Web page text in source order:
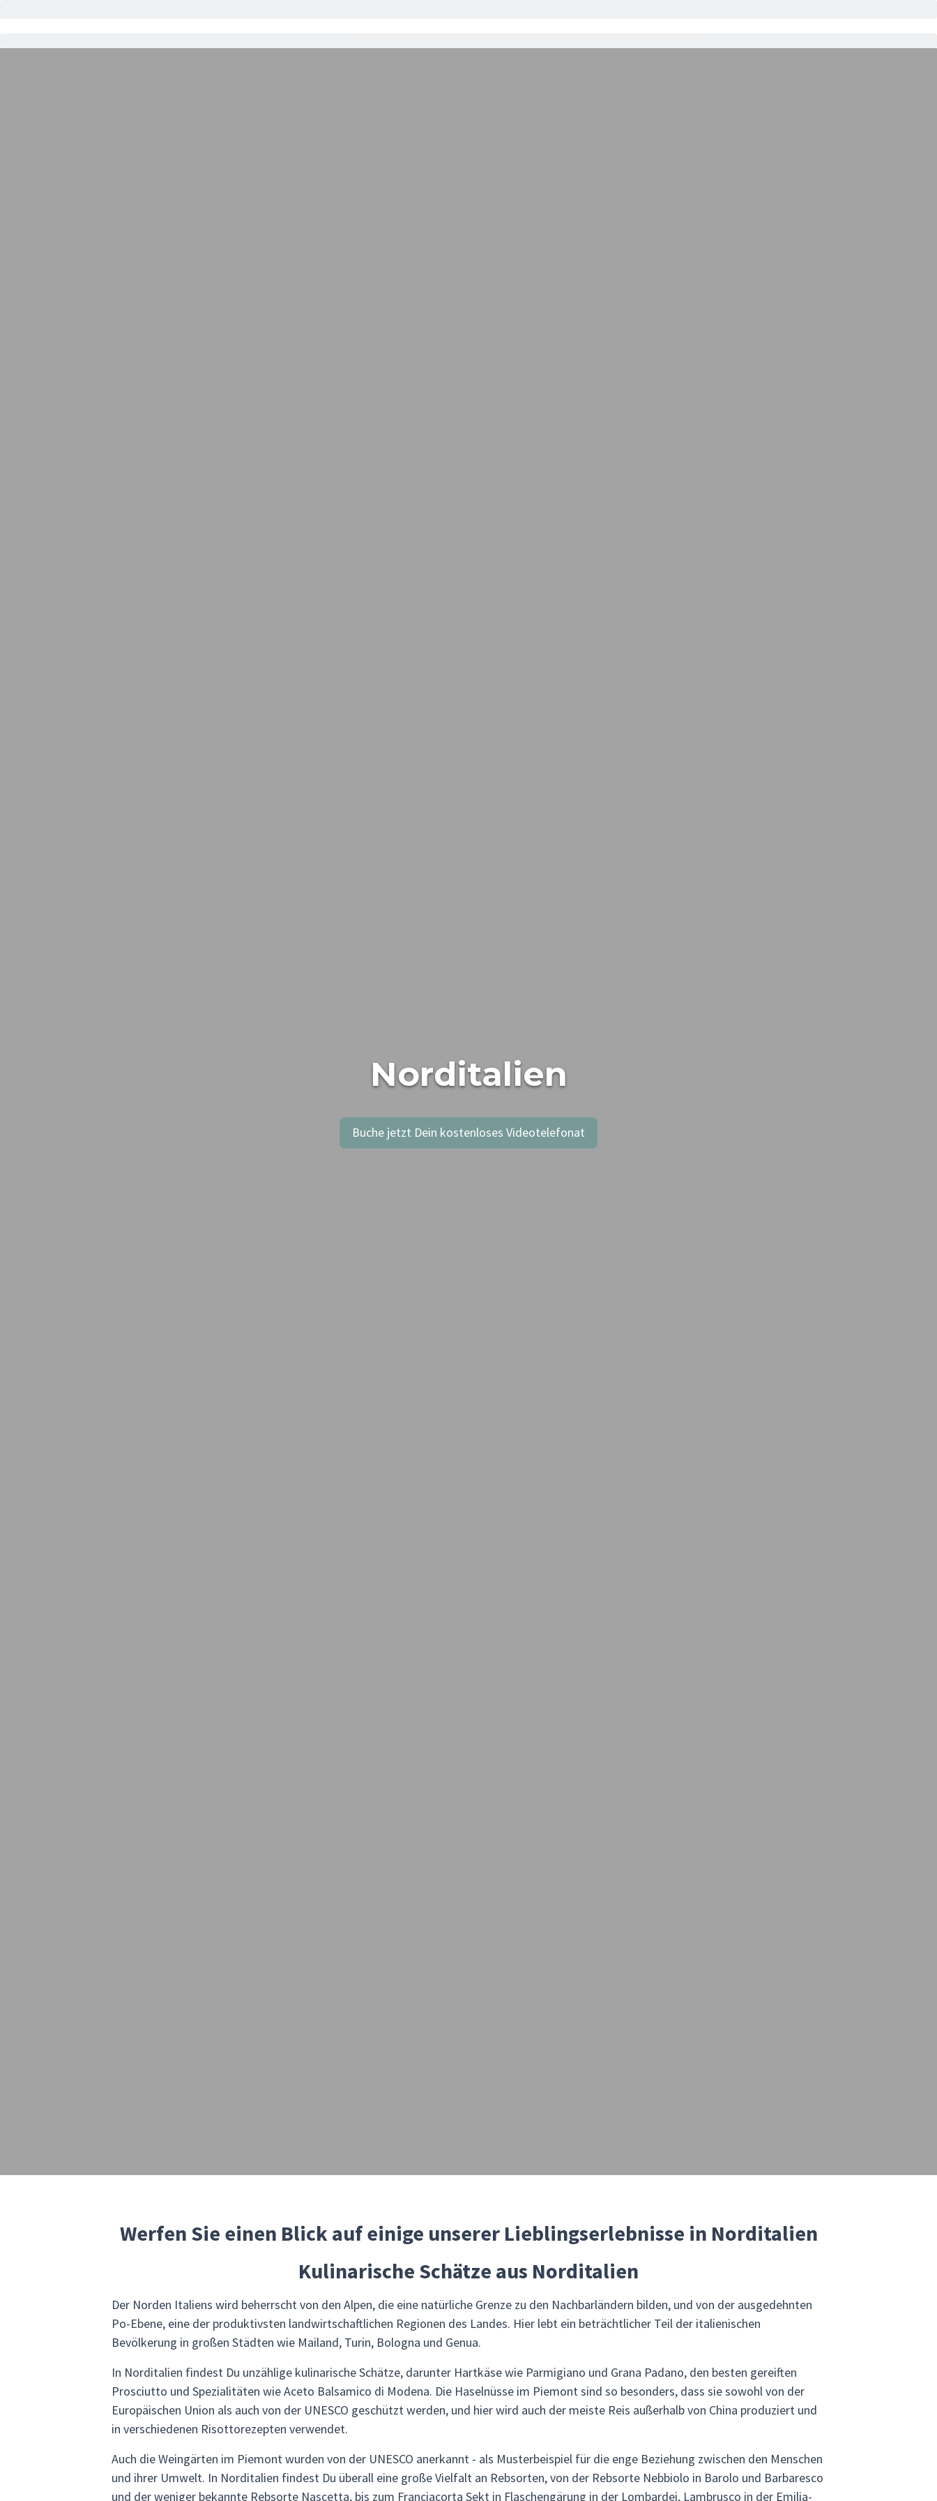
Norditalien
Buche jetzt Dein kostenloses Videotelefonat
Werfen Sie einen Blick auf einige unserer Lieblingserlebnisse in Norditalien
Kulinarische Schätze aus Norditalien
Der Norden Italiens wird beherrscht von den Alpen, die eine natürliche Grenze zu den Nachbarländern bilden, und von der ausgedehnten
Po-Ebene, eine der produktivsten landwirtschaftlichen Regionen des Landes. Hier lebt ein beträchtlicher Teil der italienischen
Bevölkerung in großen Städten wie Mailand, Turin, Bologna und Genua.
In Norditalien findest Du unzählige kulinarische Schätze, darunter Hartkäse wie Parmigiano und Grana Padano, den besten gereiften
Prosciutto und Spezialitäten wie Aceto Balsamico di Modena. Die Haselnüsse im Piemont sind so besonders, dass sie sowohl von der
Europäischen Union als auch von der UNESCO geschützt werden, und hier wird auch der meiste Reis außerhalb von China produziert und
in verschiedenen Risottorezepten verwendet.
Auch die Weingärten im Piemont wurden von der UNESCO anerkannt - als Musterbeispiel für die enge Beziehung zwischen den Menschen
und ihrer Umwelt. In Norditalien findest Du überall eine große Vielfalt an Rebsorten, von der Rebsorte Nebbiolo in Barolo und Barbaresco
und der weniger bekannte Rebsorte Nascetta, bis zum Franciacorta Sekt in Flaschengärung in der Lombardei, Lambrusco in der Emilia-